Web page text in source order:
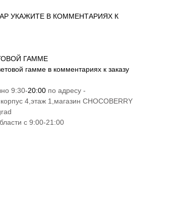
УКАЖИТЕ В КОММЕНТАРИЯХ К
ГАММЕ
гамме в комментариях к заказу
9:30-20:00 по адресу -
4,этаж 1,магазин CHOCOBERRY
с 9:00-21:00